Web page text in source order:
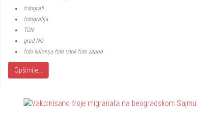
fotografi
fotografija
TON
grad Niš
foto kolonija foto istok foto zapad
Opširnije...